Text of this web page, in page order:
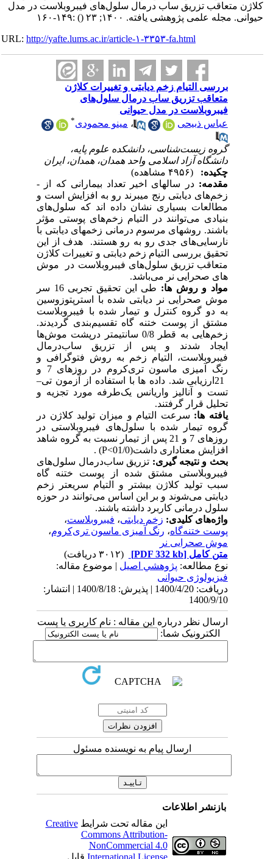
کلاژن متعاقب تزریق ساب درمال سلول‌های فیبروبلاست در مدل
حیوانی. مجله علمی پژوهشی یافته. ۱۴۰۰; ۲۳
() :۱۴۹-۱۶۰
URL:http://yafte.lums.ac.ir/article-۱-۳۳۵۳-fa.html
بررسی التیام زخم دیابتی و تغییرات کلاژن
متعاقب تزریق ساب درمال سلول‌های
فیبروبلاست در مدل حیوانی
عباس ذبیحی
،مینو محمودی*
گروه زیست‌شناسی، دانشکده علوم پایه،
دانشگاه آزاد اسلامی واحد همدان، همدان، ایران
چکیده:
مقدمه:در سالهای اخیر تعداد بیمارانی که از ­
زخم‌های­ دیابتی رنج می­برند رو به افزایش است و
مطالعات بسیاری نشان داده اند که سلول‌های
بنیادی می‌توانند در التیام زخم‌های پوستی مؤثر
باشند. روش­های مرسوم درمانی زخمهای دیابتی با
نارسایی‌های جدی رو به رو هستند. هدف از این
تحقیق بررسی التیام زخم دیابتی و تغییرات کلاژن
متعاقب تزریق سلول‌های فیبروبلاست در موش
های صحرایی نر می‌باشد.­
مواد و روش ها:
طی این تحقیق تجربی 16 سر
موش‌­ صحرایی نر دیابتی شده با استرپتوزوسین
به دو گروه کنترل و تیمار شده با فیبروبلاست
مشتق از پوست ختنه گاه تقسیم‌بندی گردیدند.
زخم‌هایی به قطر0/8­ سانتیمتر درپشت موش‌ها
ایجاد شدند و پس از تزریق ساب‌درمال
فیبروبلاست، التیام زخم به روش فتوگرافی و
رنگ آمیزی ماسون تری‌کروم در روزهای 7 و
21ارزیابی شد. داده ها با استفاده از آزمون تی–
تست و آنالیز واریانس یک‌طرفه مورد تجزیه و
تحلیل قرار گرفتند.
یافته ها:سرعت التیام و میزان تولید کلاژن در
گروه تیمار شده با سلول‌های ­فیبروبلاستی در
روزهای 7 و 21 پس از تیمار نسبت به گروه شاهد
افزایش معناداری داشت(01/0>
P
) .
بحث و نتیجه گیری:تزریق ساب‌درمال سلول‌های
فیبروبلاستی مشتق شده از پوست ختنه گاه
سبب تولید کلاژن بیشتر و التیام سریعتر زخم
دیابتی می‌شوند و بر این اساس می‌توانند در حوزه
سلول درمانی کاربرد داشته باشند.
واژه‌های کلیدی:زخم دیابتی،فیبروبلاست،
پوست ختنه‌گاه،رنگ آمیزی ماسون تری‌کروم،
موش صحرایی نر
متن کامل[PDF 332 kb]
نوع مطالعه:پژوهشي اصیل| موضوع مقاله:
فیزیولوژی حیوانی
دریافت: 1400/4/20 | پذیرش: 1400/8/18 | انتشار:
1400/9/10
ارسال نظر درباره این مقاله : نام کاربری یا پست
الکترونیک شما:
ارسال پیام به نویسنده مسئول
بازنشر اطلاعات
این مقاله تحت شرایطCreative
Commons Attribution-
NonCommercial 4.0
International Licenseقابل